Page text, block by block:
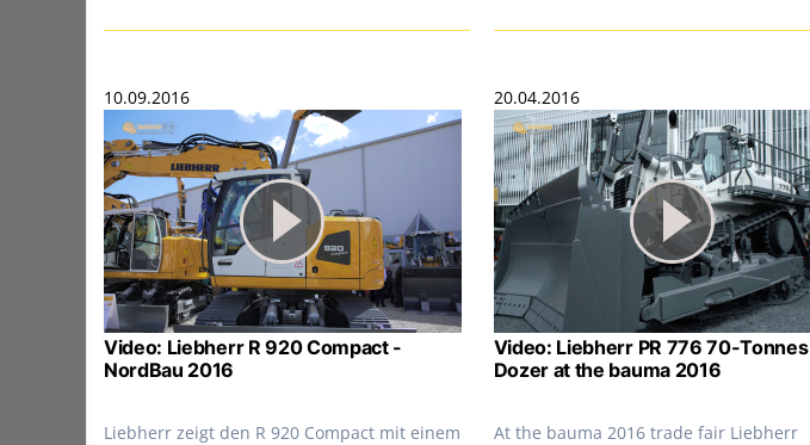
10.09.2016
Video: Liebherr R 920 Compact -
NordBau 2016
Liebherr zeigt den R 920 Compact mit einem
20.04.2016
Video: Liebherr PR 776 70-Tonnes
Dozer at the bauma 2016
At the bauma 2016 trade fair Liebherr